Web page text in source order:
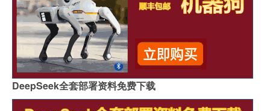
DeepSeek全套部署资料免费下载